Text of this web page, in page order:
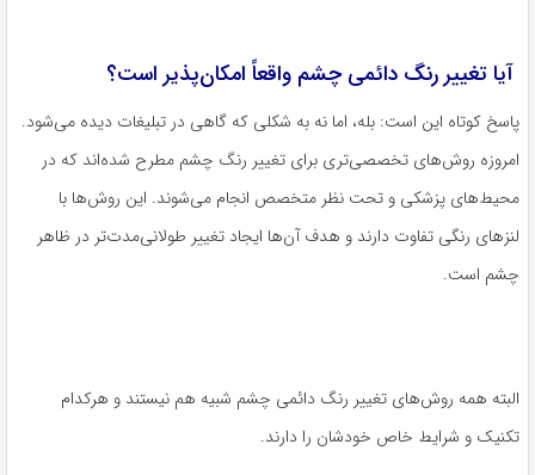
آیا تغییر رنگ دائمی چشم واقعاً امکان‌پذیر است؟
پاسخ کوتاه این است: بله، اما نه به شکلی که گاهی در تبلیغات دیده می‌شود.
امروزه روش‌های تخصصی‌تری برای تغییر رنگ چشم مطرح شده‌اند که در
محیط‌های پزشکی و تحت نظر متخصص انجام می‌شوند. این روش‌ها با
لنزهای رنگی تفاوت دارند و هدف آن‌ها ایجاد تغییر طولانی‌مدت‌تر در ظاهر
چشم است.
البته همه روش‌های تغییر رنگ دائمی چشم شبیه هم نیستند و هرکدام
تکنیک و شرایط خاص خودشان را دارند.